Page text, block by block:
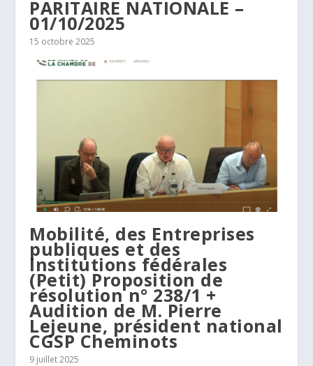
PARITAIRE NATIONALE –
01/10/2025
15 octobre 2025
Mobilité, des Entreprises
publiques et des
Institutions fédérales
(Petit) Proposition de
résolution n° 238/1 +
Audition de M. Pierre
Lejeune, président national
CGSP Cheminots
9 juillet 2025